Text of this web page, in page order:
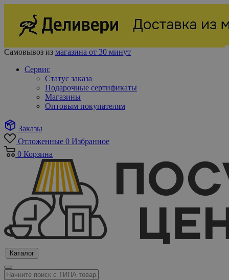
Самовывоз из магазина от 30 минут
Сервис
Статус заказа
Подарочные сертификаты
Магазины
Оптовым покупателям
Заказы
Отложенные 0 Избранное
0 Корзина
Каталог